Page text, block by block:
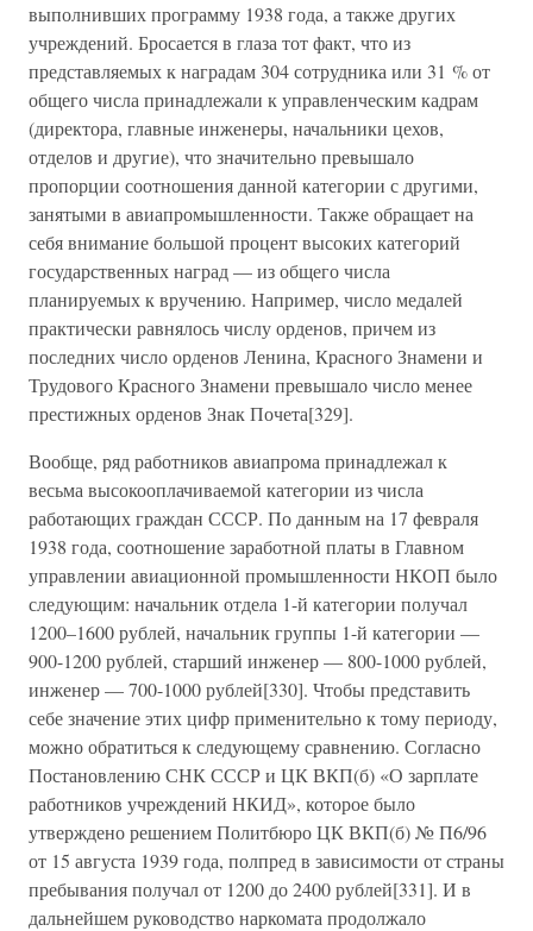
выполнивших программу 1938 года, а также других
учреждений. Бросается в глаза тот факт, что из
представляемых к наградам 304 сотрудника или 31 % от
общего числа принадлежали к управленческим кадрам
(директора, главные инженеры, начальники цехов,
отделов и другие), что значительно превышало
пропорции соотношения данной категории с другими,
занятыми в авиапромышленности. Также обращает на
себя внимание большой процент высоких категорий
государственных наград — из общего числа
планируемых к вручению. Например, число медалей
практически равнялось числу орденов, причем из
последних число орденов Ленина, Красного Знамени и
Трудового Красного Знамени превышало число менее
престижных орденов Знак Почета[329].
Вообще, ряд работников авиапрома принадлежал к
весьма высокооплачиваемой категории из числа
работающих граждан СССР. По данным на 17 февраля
1938 года, соотношение заработной платы в Главном
управлении авиационной промышленности НКОП было
следующим: начальник отдела 1-й категории получал
1200–1600 рублей, начальник группы 1-й категории —
900-1200 рублей, старший инженер — 800-1000 рублей,
инженер — 700-1000 рублей[330]. Чтобы представить
себе значение этих цифр применительно к тому периоду,
можно обратиться к следующему сравнению. Согласно
Постановлению СНК СССР и ЦК ВКП(б) «О зарплате
работников учреждений НКИД», которое было
утверждено решением Политбюро ЦК ВКП(б) № П6/96
от 15 августа 1939 года, полпред в зависимости от страны
пребывания получал от 1200 до 2400 рублей[331]. И в
дальнейшем руководство наркомата продолжало